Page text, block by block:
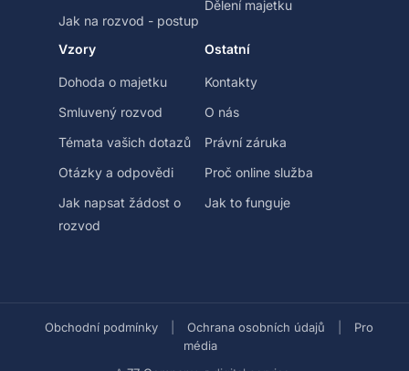
Jak na rozvod - postup
Dělení majetku
Vzory
Dohoda o majetku
Smluvený rozvod
Témata vašich dotazů
Otázky a odpovědi
Jak napsat žádost o
rozvod
Ostatní
Kontakty
O nás
Právní záruka
Proč online služba
Jak to funguje
Obchodní podmínky Ochrana osobních údajů
Pro
média